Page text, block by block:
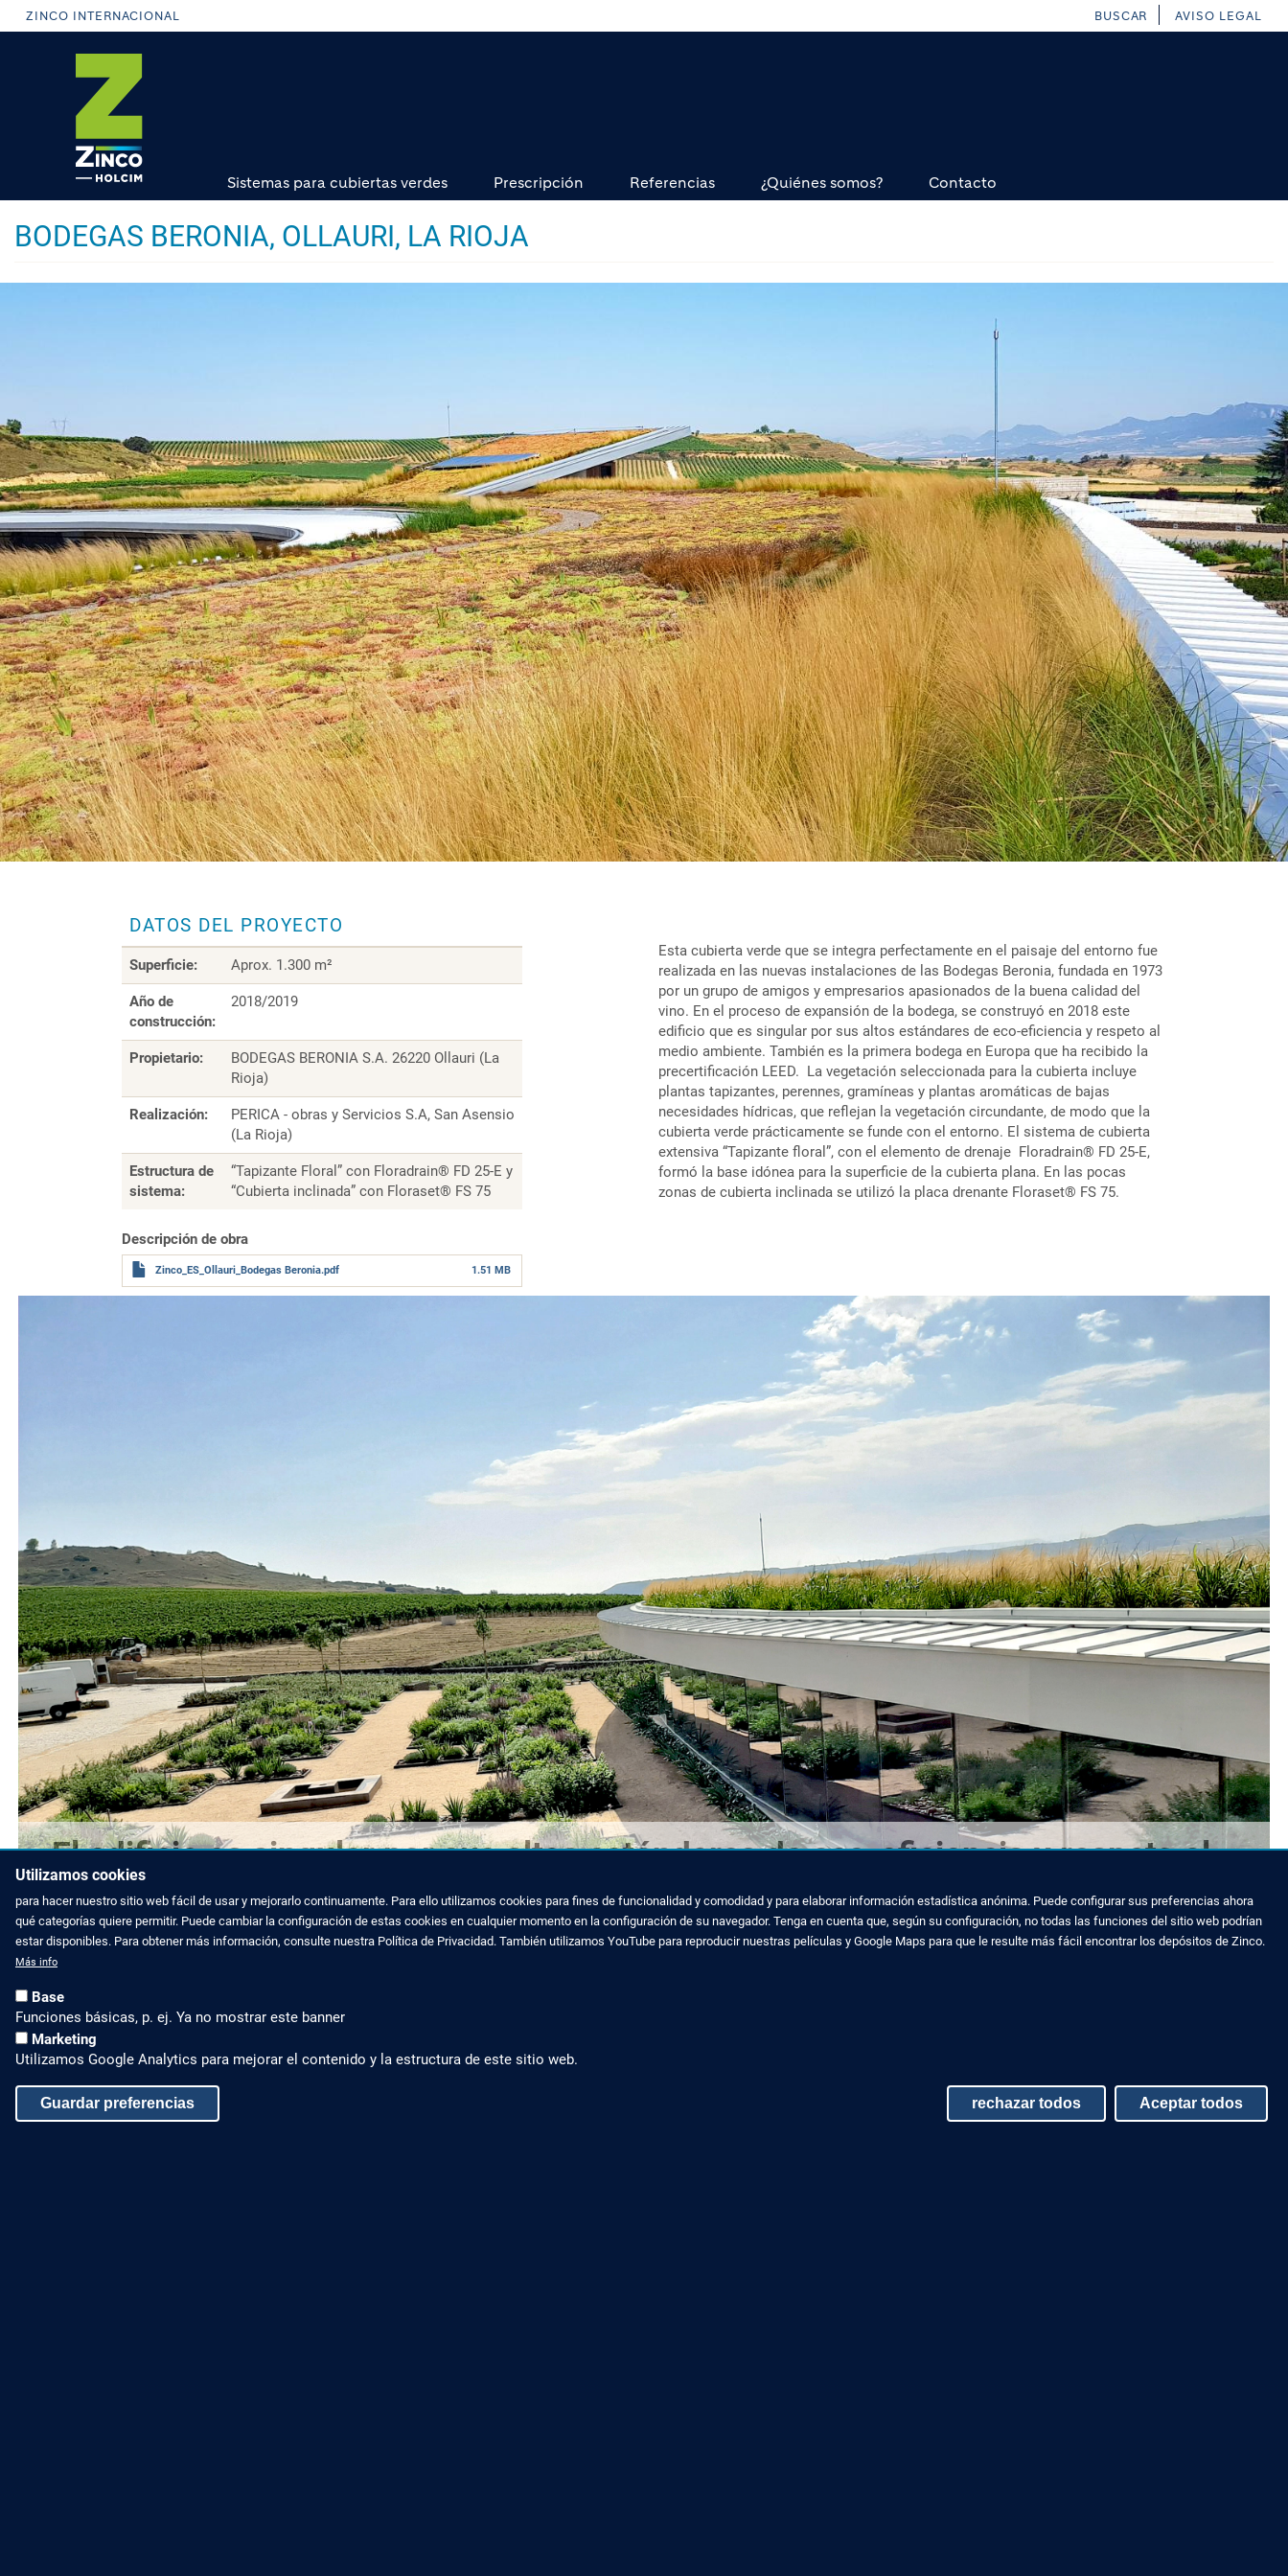
Pasar
al
ZINCO INTERNACIONAL BUSCAR AVISO LEGAL
Sistemas para cubiertas verdes Prescripción Referencias ¿Quiénes somos? Contacto
BODEGAS BERONIA, OLLAURI, LA RIOJA
DATOS DEL PROYECTO
Superficie: Aprox. 1.300 m²
Año de
construcción:
2018/2019
Propietario:
BODEGAS BERONIA S.A. 26220 Ollauri (La
Rioja)
Realización:
PERICA - obras y Servicios S.A, San Asensio
(La Rioja)
Estructura de
sistema:
“Tapizante Floral” con Floradrain® FD 25-E y
“Cubierta inclinada” con Floraset® FS 75
Descripción de obra
Zinco_ES_Ollauri_Bodegas Beronia.pdf 1.51 MB
Esta cubierta verde que se integra perfectamente en el paisaje del entorno fue
realizada en las nuevas instalaciones de las Bodegas Beronia, fundada en 1973
por un grupo de amigos y empresarios apasionados de la buena calidad del
vino. En el proceso de expansión de la bodega, se construyó en 2018 este
edificio que es singular por sus altos estándares de eco-eficiencia y respeto al
medio ambiente. También es la primera bodega en Europa que ha recibido la
precertificación LEED. La vegetación seleccionada para la cubierta incluye
plantas tapizantes, perennes, gramíneas y plantas aromáticas de bajas
necesidades hídricas, que reflejan la vegetación circundante, de modo que la
cubierta verde prácticamente se funde con el entorno. El sistema de cubierta
extensiva “Tapizante floral”, con el elemento de drenaje Floradrain® FD 25-E,
formó la base idónea para la superficie de la cubierta plana. En las pocas
zonas de cubierta inclinada se utilizó la placa drenante Floraset® FS 75.
El edificio es singular por sus altos estándares de eco-eficiencia y respeto al
medio ambiente.
Utilizamos cookies
para hacer nuestro sitio web fácil de usar y mejorarlo continuamente. Para ello utilizamos cookies para fines de funcionalidad y comodidad y para elaborar información estadística anónima. Puede configurar sus preferencias ahora
qué categorías quiere permitir. Puede cambiar la configuración de estas cookies en cualquier momento en la configuración de su navegador. Tenga en cuenta que, según su configuración, no todas las funciones del sitio web podrían
estar disponibles. Para obtener más información, consulte nuestra Política de Privacidad. También utilizamos YouTube para reproducir nuestras películas y Google Maps para que le resulte más fácil encontrar los depósitos de Zinco.
Más info
Base
Funciones básicas, p. ej. Ya no mostrar este banner
Marketing
Utilizamos Google Analytics para mejorar el contenido y la estructura de este sitio web.
Guardar preferencias rechazar todos Aceptar todos